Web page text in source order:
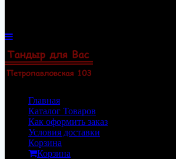
Главная
Каталог Товаров
Как оформить заказ
Условия доставки
Корзина
Корзина